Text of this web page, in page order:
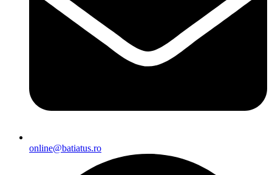
online@batiatus.ro